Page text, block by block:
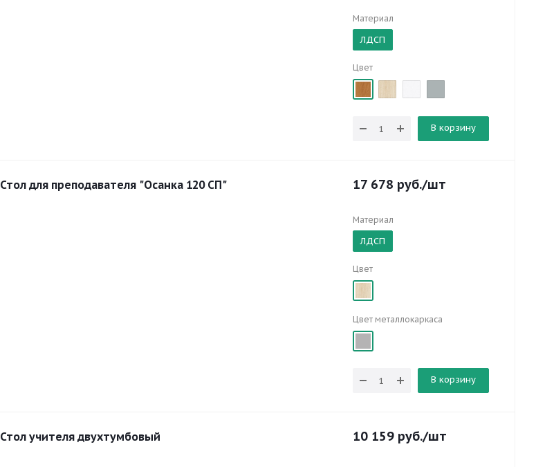
Материал
ЛДСП
Цвет
В корзину
Стол для преподавателя "Осанка 120 СП" 17 678 руб./шт
Материал
ЛДСП
Цвет
Цвет металлокаркаса
В корзину
Стол учителя двухтумбовый 10 159 руб./шт